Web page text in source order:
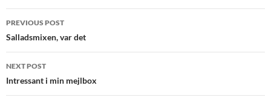
Post
navigation
PREVIOUS POST
Salladsmixen, var det
NEXT POST
Intressant i min mejlbox